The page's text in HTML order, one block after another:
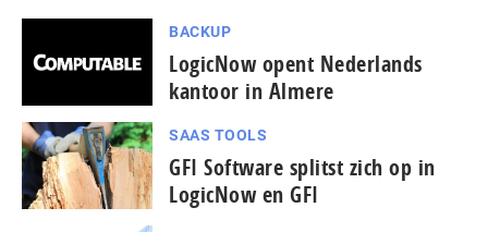
BACKUP
LogicNow opent Nederlands
kantoor in Almere
SAAS TOOLS
GFI Software splitst zich op in
LogicNow en GFI